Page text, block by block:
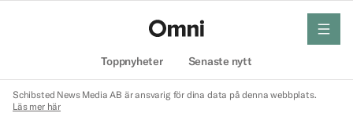
Toppnyheter Senaste nytt
meny
Schibsted News Media AB är ansvarig för dina data på denna webbplats.
Läs mer här